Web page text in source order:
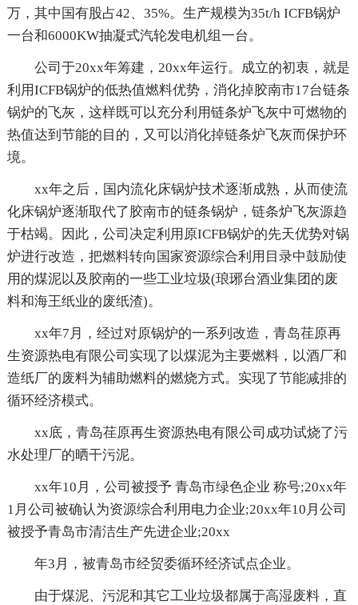
万，其中国有股占42、35%。生产规模为35t/h ICFB锅炉
一台和6000KW抽凝式汽轮发电机组一台。
公司于20xx年筹建，20xx年运行。成立的初衷，就是
利用ICFB锅炉的低热值燃料优势，消化掉胶南市17台链条
锅炉的飞灰，这样既可以充分利用链条炉飞灰中可燃物的
热值达到节能的目的，又可以消化掉链条炉飞灰而保护环
境。
xx年之后，国内流化床锅炉技术逐渐成熟，从而使流
化床锅炉逐渐取代了胶南市的链条锅炉，链条炉飞灰源趋
于枯竭。因此，公司决定利用原ICFB锅炉的先天优势对锅
炉进行改造，把燃料转向国家资源综合利用目录中鼓励使
用的煤泥以及胶南的一些工业垃圾(琅琊台酒业集团的废
料和海王纸业的废纸渣)。
xx年7月，经过对原锅炉的一系列改造，青岛荏原再
生资源热电有限公司实现了以煤泥为主要燃料，以酒厂和
造纸厂的废料为辅助燃料的燃烧方式。实现了节能减排的
循环经济模式。
xx底，青岛荏原再生资源热电有限公司成功试烧了污
水处理厂的晒干污泥。
xx年10月，公司被授予 青岛市绿色企业 称号;20xx年
1月公司被确认为资源综合利用电力企业;20xx年10月公司
被授予青岛市清洁生产先进企业;20xx
年3月，被青岛市经贸委循环经济试点企业。
由于煤泥、污泥和其它工业垃圾都属于高湿废料，直